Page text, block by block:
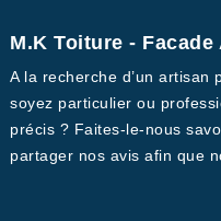
M.K Toiture -
A la recherche d’un artisan
soyez particulier ou
précis ? Faites-le-nous
partager nos avis afin que